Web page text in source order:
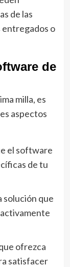
de las
entregados o
de
milla, es
aspectos
el software
de tu
solución que
ofrezca
satisfacer